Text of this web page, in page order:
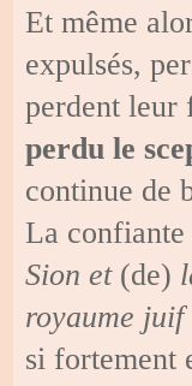
Et même
expulsés,
perdent leur
perdu le
continue de
La confiante
Sion et(de)
royaume juif
si fortement